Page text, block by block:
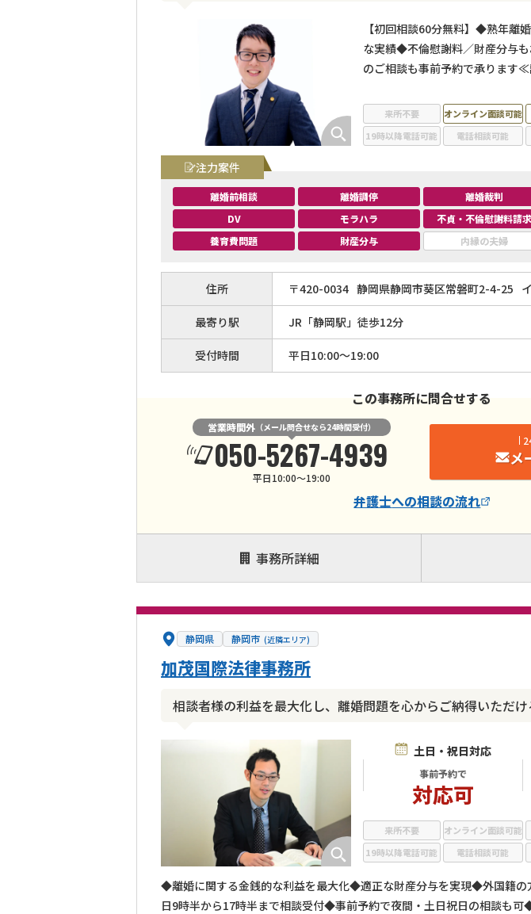
【初回相談60分無料】◆熟年離
な実績◆不倫慰謝料／財産分与
のご相談も事前予約で承ります
来所不要 オンライン面談可能
19時以降電話可能
電話相談可能
注力案件
離婚前相談 離婚調停 離婚裁判
DV
モラハラ 不貞・不倫慰謝料請求
養育費問題
財産分与 内縁の夫婦
住所 〒420-0034 静岡県静岡市葵区常磐町2-4-25
最寄り駅 JR「静岡駅」徒歩12分
受付時間 平日10:00～19:00
この事務所に問合せする
営業時間外（メール問合せなら24時間受付）
050-5267-4939
平日10:00～19:00
メ
弁護士への相談の流れ
事務所詳細
静岡県 静岡市 (近隣エリア)
相談者様の利益を最大化し、離婚問題を心からご納得いただ
加茂国際法律事務所
土日・祝日対応
事前予約で
対応可
◆離婚に関する金銭的な利益を最大化◆適正な財産分与を実現◆外国籍
日9時半から17時半まで相談受付◆事前予約で夜間・土日祝日の相談も可
来所不要 オンライン面談可能
19時以降電話可能
電話相談可能